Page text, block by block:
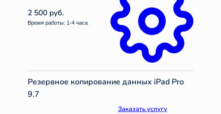
2 500 руб.
Время работы: 1-4 часа
Резервное копирование данных iPad Pro
9.7
Заказать услугу